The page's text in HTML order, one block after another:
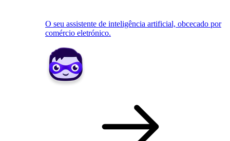
O seu assistente de inteligência artificial, obcecado por
comércio eletrónico.